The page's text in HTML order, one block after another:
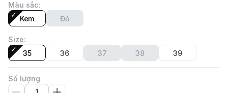
Màu sắc:
Kem
Đỏ
Size:
35
36 37 38 39
Số lượng